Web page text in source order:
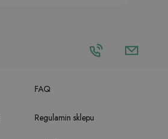
FAQ
Regulamin sklepu